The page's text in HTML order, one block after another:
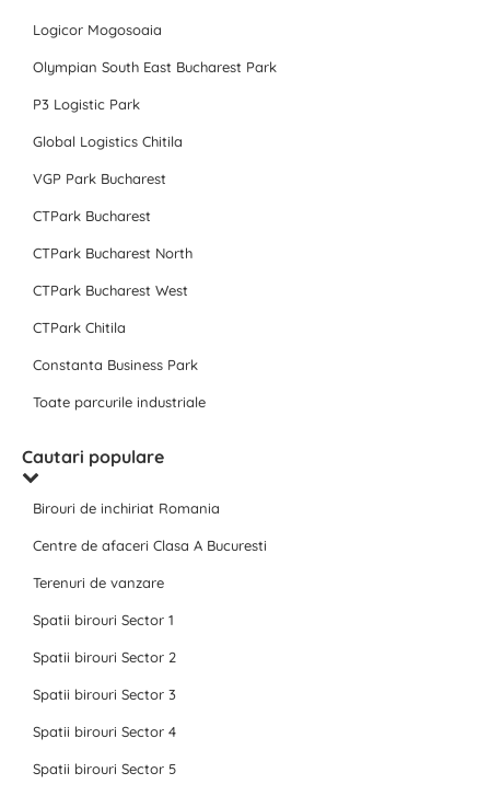
Logicor Mogosoaia
Olympian South East Bucharest Park
P3 Logistic Park
Global Logistics Chitila
VGP Park Bucharest
CTPark Bucharest
CTPark Bucharest North
CTPark Bucharest West
CTPark Chitila
Constanta Business Park
Toate parcurile industriale
Cautari populare
Birouri de inchiriat Romania
Centre de afaceri Clasa A Bucuresti
Terenuri de vanzare
Spatii birouri Sector 1
Spatii birouri Sector 2
Spatii birouri Sector 3
Spatii birouri Sector 4
Spatii birouri Sector 5